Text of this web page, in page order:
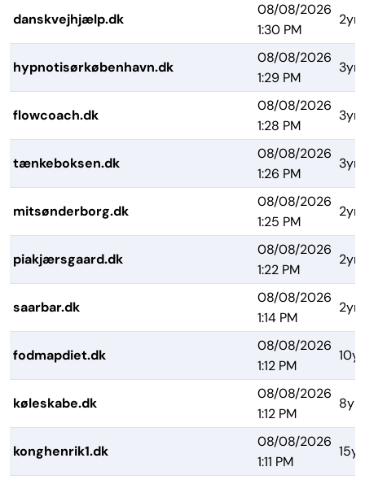
danskvejhjælp.dk
08/08/2026
1:30 PM
2yrs
hypnotisørkøbenhavn.dk
08/08/2026
1:29 PM
3yrs
flowcoach.dk
08/08/2026
1:28 PM
3yrs
tænkeboksen.dk
08/08/2026
1:26 PM
3yrs
mitsønderborg.dk
08/08/2026
1:25 PM
2yrs
piakjærsgaard.dk
08/08/2026
1:22 PM
2yrs
saarbar.dk
08/08/2026
1:14 PM
2yrs
fodmapdiet.dk
08/08/2026
1:12 PM
køleskabe.dk
08/08/2026
1:12 PM
8yrs
konghenrik1.dk
08/08/2026
1:11 PM